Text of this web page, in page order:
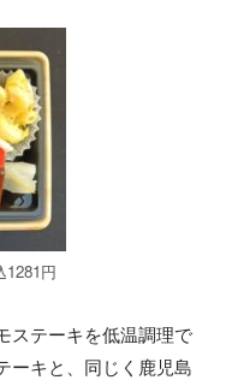
円
ステーキを低温調理で
ーキと、同じく鹿児島